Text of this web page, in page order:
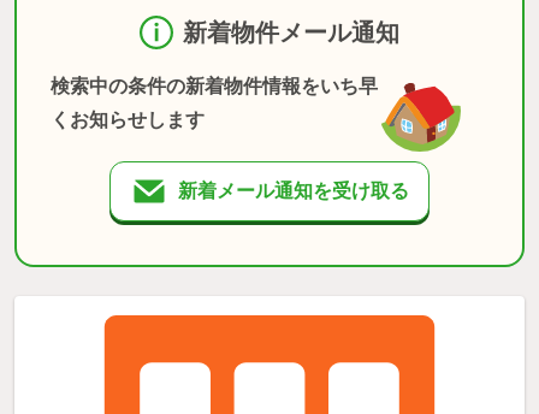
新着物件メール通知
検索中の条件の新着物件情報をいち早
くお知らせします
新着メール通知を受け取る